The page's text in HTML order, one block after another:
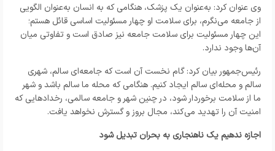
وی عنوان کرد: به‌عنوان یک پزشک، هنگامی که به انسان به‌عنوان الگویی
از جامعه می‌نگرم، برای سلامت او چهار مسئولیت اساسی قائل هستم؛
این چهار مسئولیت برای سلامت جامعه نیز صادق است و تفاوتی میان
آن‌ها وجود ندارد.
رئیس‌جمهور بیان کرد: گام نخست آن است که جامعه‌ای سالم، شهری
سالم و محله‌ای سالم ایجاد کنیم. هنگامی که محله ما سالم باشد و شهر
ما از سلامت برخوردار شود، در چنین شهر و جامعه سالمی، رخدادهایی که
امنیت آن را تهدید می‌کند، مجال بروز و گسترش نخواهد یافت.
اجازه ندهیم یک ناهنجاری به بحران تبدیل شود